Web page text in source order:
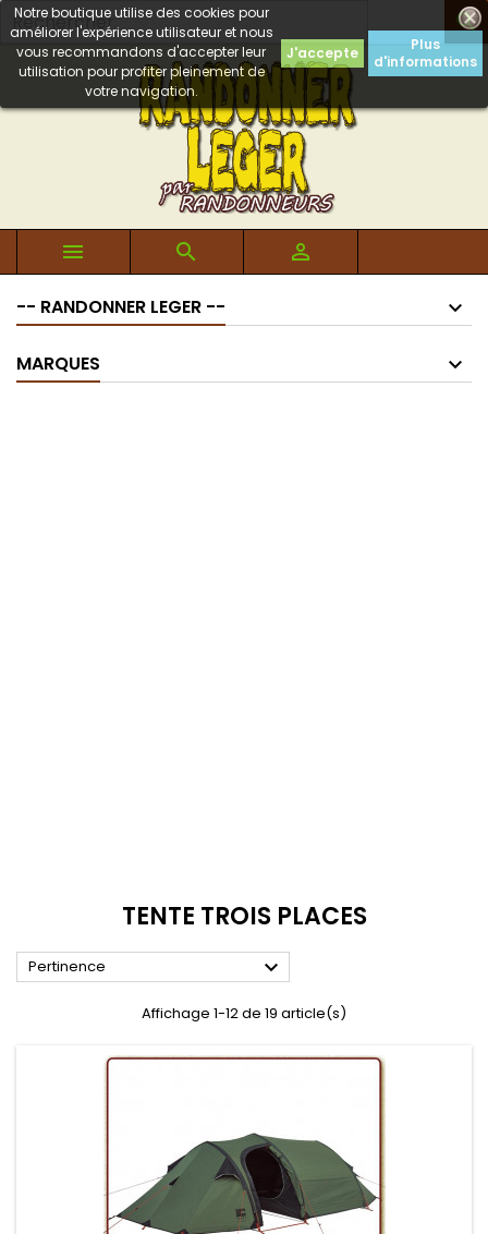

Notre boutique utilise des cookies pour
améliorer l'expérience utilisateur et nous
vous recommandons d'accepter leur
utilisation pour profiter pleinement de
votre navigation.
J'accepte
Plus
d'informations
  
-- RANDONNER LEGER --
MARQUES
TENTE TROIS PLACES
Pertinence 
Affichage 1-12 de 19 article(s)